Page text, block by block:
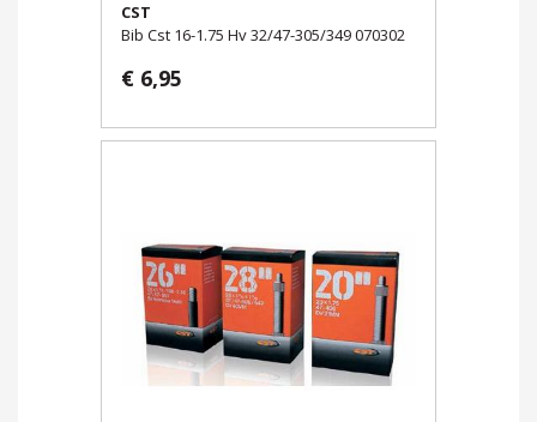
CST
Bib Cst 16-1.75 Hv 32/47-305/349 070302
€ 6,95